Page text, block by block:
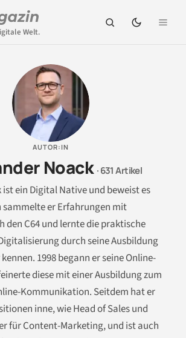
Welt.
AUTOR:IN
Noack · 631 Artikel
ein Digital Native und beweist es
sammelte er Erfahrungen mit
den C64 und lernte die praktische
durch seine Ausbildung
1998 begann er seine Online-
diese mit einer Ausbildung zum
Kommunikation. Seitdem hat er
inne, wie Head of Sales und
für Content-Marketing, und ist auch